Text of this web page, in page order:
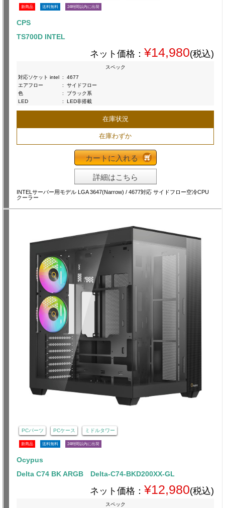
新商品 送料無料 24時間以内に出荷
CPS
TS700D INTEL
ネット価格： ¥14,980(税込)
スペック
対応ソケット intel :
4677
エアフロー
:
サイドフロー
色
:
ブラック系
LED
: LED非搭載
在庫状況
在庫わずか
カートに入れる
詳細はこちら
INTELサーバー用モデル LGA 3647(Narrow) / 4677対応 サイドフロー空冷CPU
クーラー
PCパーツ PCケース ミドルタワー
新商品 送料無料 24時間以内に出荷
Ocypus
Delta C74 BK ARGB Delta-C74-BKD200XX-GL
ネット価格： ¥12,980(税込)
スペック